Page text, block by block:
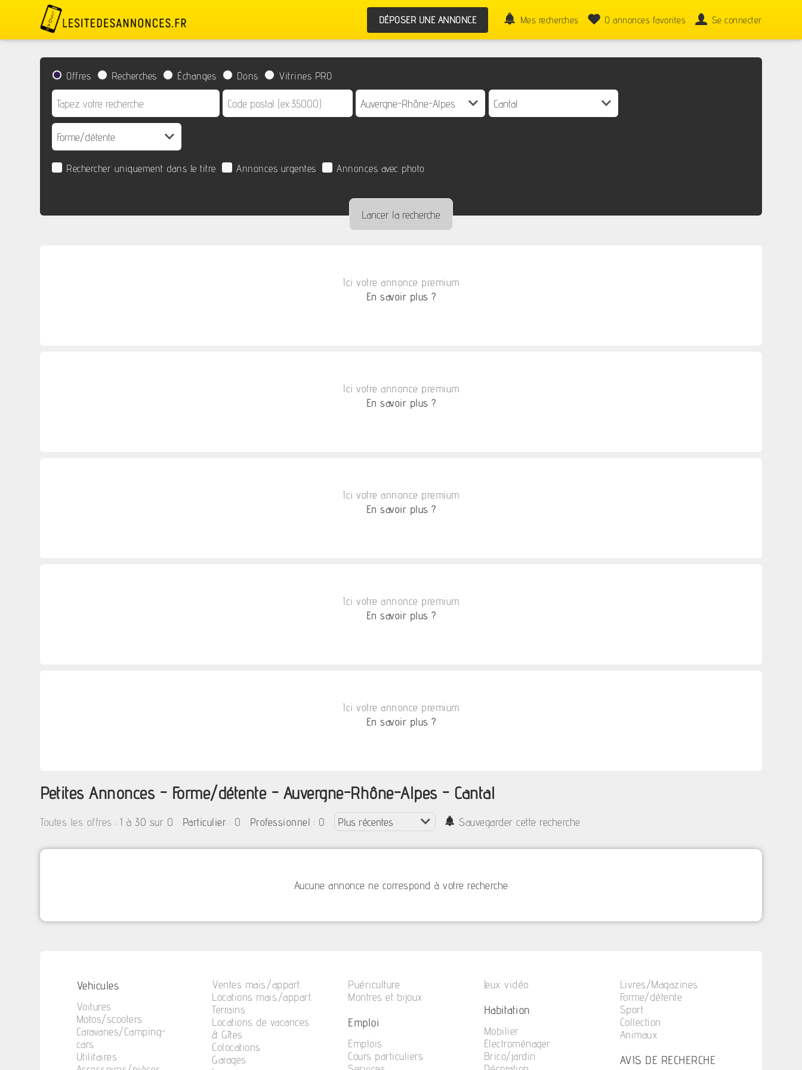
DÉPOSER UNE ANNONCE Mes recherches 0 annonces favorites Se connecter
Offres Recherches Échanges Dons Vitrines PRO
Rechercher uniquement dans le titre Annonces urgentes Annonces avec photo
Ici votre annonce premium
En savoir plus ?
Ici votre annonce premium
En savoir plus ?
Ici votre annonce premium
En savoir plus ?
Ici votre annonce premium
En savoir plus ?
Ici votre annonce premium
En savoir plus ?
Petites Annonces - Forme/détente - Auvergne-Rhône-Alpes - Cantal
Toutes les offres :1 à 30 sur 0 Particulier : 0 Professionnel : 0 Sauvegarder cette recherche
Aucune annonce ne correspond à votre recherche
Vehicules
Voitures
Motos/scooters
Caravanes/Camping-
cars
Utilitaires
Ventes mais./appart.
Locations mais./appart.
Terrains
Locations de vacances
& Gîtes
Colocations
Garages
Puériculture
Montres et bijoux
Emploi
Emplois
Cours particuliers
Jeux vidéo
Habitation
Mobilier
Electroménager
Brico/jardin
Livres/Magazines
Forme/détente
Sport
Collection
Animaux
AVIS DE RECHERCHE